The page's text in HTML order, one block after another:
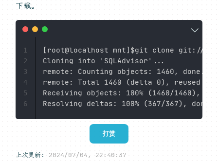
下载。
[root@localhost mnt]$git clone git://
Cloning into 'SQLAdvisor'...
remote: Counting objects: 1460, done.
remote: Total 1460 (delta 0), reused 0
Receiving objects: 100% (1460/1460),
1
2
3
4
5
6
打赏
上次更新: 2024/07/04, 22:40:37